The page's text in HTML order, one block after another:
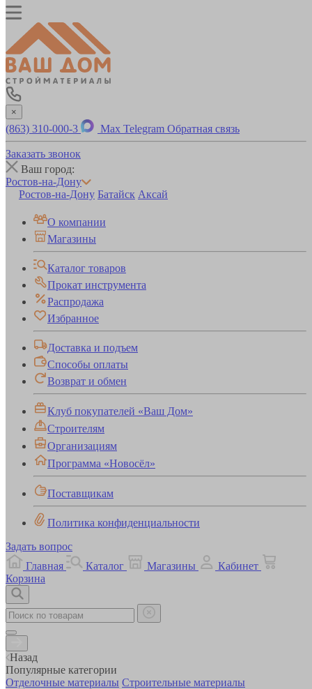
×
(863) 310-000-3 Max Telegram Обратная связь
Заказать звонок
Ваш город:
Ростов-на-Дону
Ростов-на-Дону Батайск Аксай
О компании
Магазины
Каталог товаров
Прокат инструмента
Распродажа
Избранное
Доставка и подъем
Способы оплаты
Возврат и обмен
Клуб покупателей «Ваш Дом»
Строителям
Организациям
Программа «Новосёл»
Поставщикам
Политика конфиденциальности
Задать вопрос
Главная
Каталог Магазины
Кабинет
Корзина
Назад
Популярные категории
Отделочные материалы Строительные материалы